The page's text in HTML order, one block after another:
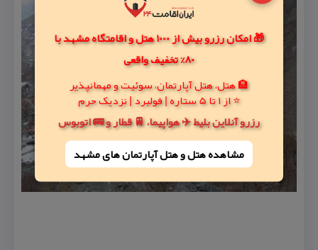
🎁 امکان رزرو بیش از 1000 هتل و اقامتگاه مشهد با
80% تخفیف واقعی
🏨 هتل، هتل آپارتمان، سوئیت و مهمانپذیر
⭐ از 1 تا 5 ستاره | فولبرد | نزدیک حرم
رزرو آنلاین بلیط ✈️ هواپیما، 🚆 قطار و 🚌 اتوبوس
مشاهده هتل و هتل‌ آپارتمان های مشهد